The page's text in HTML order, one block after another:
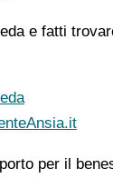
e fatti
per il